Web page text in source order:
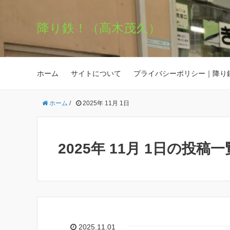
降り鉄！（高木茂久）
ホーム サイトについて プライバシーポリシー｜降り
ホーム / 2025年 11月 1日
2025年 11月 1日の投稿一
2025.11.01